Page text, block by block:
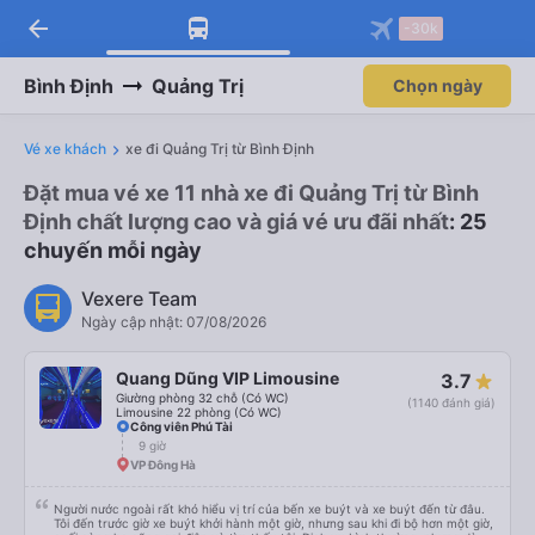
arrow_back -30k
Bình Định Quảng Trị Chọn ngày
Vé xe khách xe đi Quảng Trị từ Bình Định
Đặt mua vé xe 11 nhà xe đi Quảng Trị từ Bình
Định chất lượng cao và giá vé ưu đãi nhất: 25
chuyến mỗi ngày
Vexere Team
Ngày cập nhật: 07/08/2026
Quang Dũng VIP Limousine
Giường phòng 32 chỗ (Có WC)
Limousine 22 phòng (Có WC)
3.7
(1140 đánh giá)
Công viên Phú Tài
9 giờ
VP Đông Hà
Người nước ngoài rất khó hiểu vị trí của bến xe buýt và xe buýt đến từ đâu.
Tôi đến trước giờ xe buýt khởi hành một giờ, nhưng sau khi đi bộ hơn một giờ,